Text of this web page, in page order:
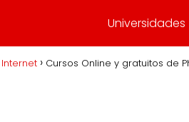
Universidades
Cursos Online y gratuitos de